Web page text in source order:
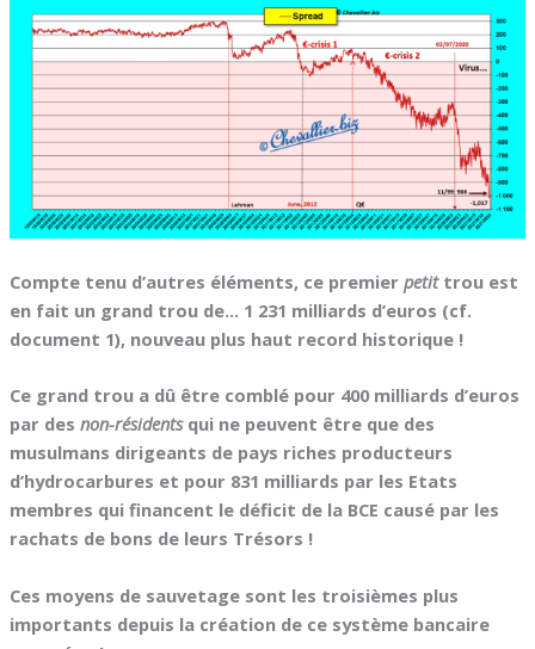
Compte tenu d’autres éléments, ce premier petittrou est
en fait un grand trou de… 1 231 milliards d’euros (cf.
document 1), nouveau plus haut record historique !
Ce grand trou a dû être comblé pour 400 milliards d’euros
par des non-résidentsqui ne peuvent être que des
musulmans dirigeants de pays riches producteurs
d’hydrocarbures et pour 831 milliards par les Etats
membres qui financent le déficit de la BCE causé par les
rachats de bons de leurs Trésors !
Ces moyens de sauvetage sont les troisièmes plus
importants depuis la création de ce système bancaire